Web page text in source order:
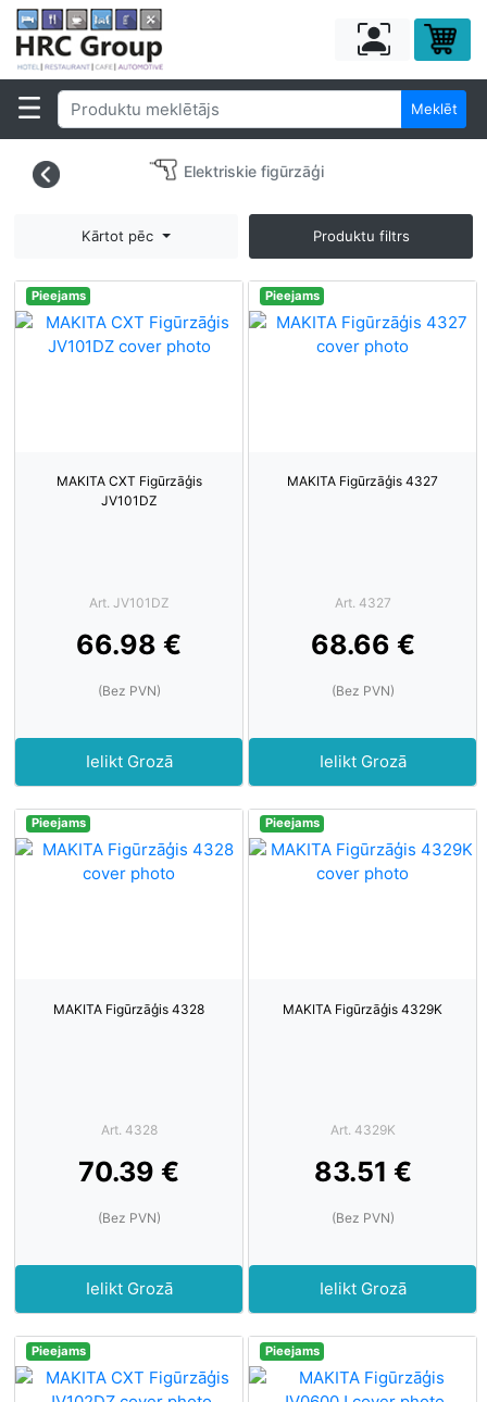
Meklēt
Elektriskie figūrzāģi
Kārtot pēc Produktu filtrs
Pieejams
MAKITA CXT Figūrzāģis
JV101DZ
Art. JV101DZ
66.98 €
(Bez PVN)
Ielikt Grozā
Pieejams
MAKITA Figūrzāģis 4327
Art. 4327
68.66 €
(Bez PVN)
Ielikt Grozā
Pieejams
MAKITA Figūrzāģis 4328
Art. 4328
70.39 €
(Bez PVN)
Ielikt Grozā
Pieejams
MAKITA Figūrzāģis 4329K
Art. 4329K
83.51 €
(Bez PVN)
Ielikt Grozā
Pieejams Pieejams